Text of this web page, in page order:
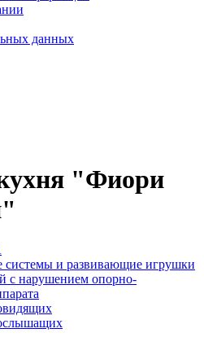
данных
"Фиори
системы и развивающие игрушки
с нарушением опорно-